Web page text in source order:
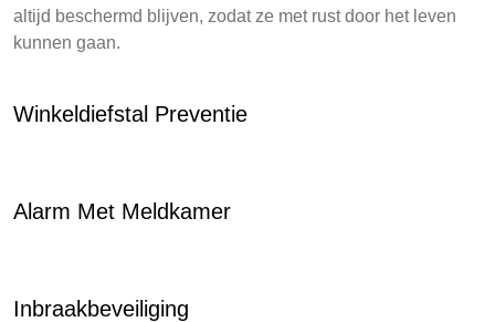
altijd beschermd blijven, zodat ze met rust door het leven
kunnen gaan.
Winkeldiefstal Preventie
Alarm Met Meldkamer
Inbraakbeveiliging